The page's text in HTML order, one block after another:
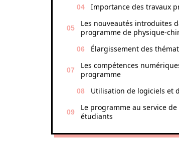
Importance des travaux
Les nouveautés introduites
programme de physique-
Élargissement des
Les compétences
programme
Utilisation de logiciels et
Le programme au service de
étudiants